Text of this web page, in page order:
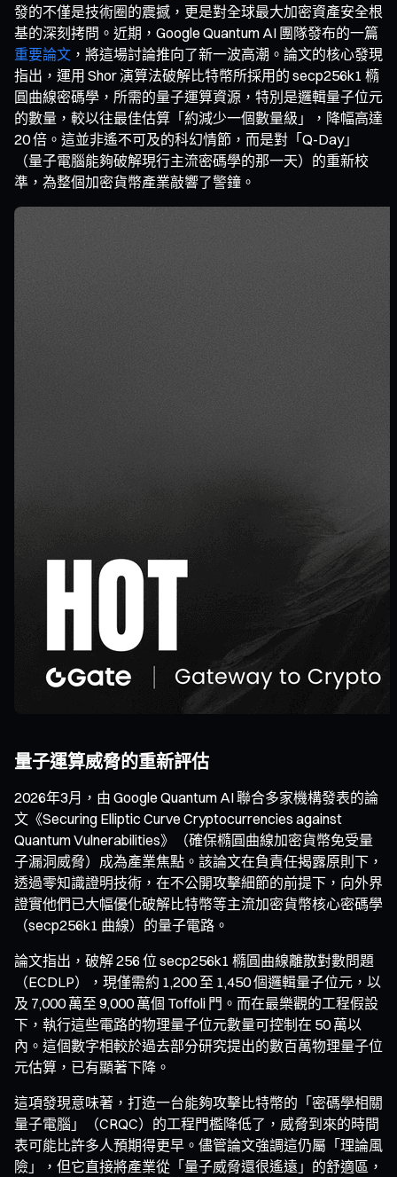
發的不僅是技術圈的震撼，更是對全球最大加密資產安全根
基的深刻拷問。近期，Google Quantum AI 團隊發布的一篇
重要論文 ，將這場討論推向了新一波高潮。論文的核心發現
指出，運用 Shor 演算法破解比特幣所採用的 secp256k1 橢
圓曲線密碼學，所需的量子運算資源，特別是邏輯量子位元
的數量，較以往最佳估算「約減少一個數量級」，降幅高達
20 倍。這並非遙不可及的科幻情節，而是對「Q-Day」
（量子電腦能夠破解現行主流密碼學的那一天）的重新校
準，為整個加密貨幣產業敲響了警鐘。
量子運算威脅的重新評估
2026年3月，由 Google Quantum AI 聯合多家機構發表的論
文《Securing Elliptic Curve Cryptocurrencies against
Quantum Vulnerabilities》（確保橢圓曲線加密貨幣免受量
子漏洞威脅）成為產業焦點。該論文在負責任揭露原則下，
透過零知識證明技術，在不公開攻擊細節的前提下，向外界
證實他們已大幅優化破解比特幣等主流加密貨幣核心密碼學
（secp256k1 曲線）的量子電路。
論文指出，破解 256 位 secp256k1 橢圓曲線離散對數問題
（ECDLP），現僅需約 1,200 至 1,450 個邏輯量子位元，以
及 7,000 萬至 9,000 萬個 Toffoli 門。而在最樂觀的工程假設
下，執行這些電路的物理量子位元數量可控制在 50 萬以
內。這個數字相較於過去部分研究提出的數百萬物理量子位
元估算，已有顯著下降。
這項發現意味著，打造一台能夠攻擊比特幣的「密碼學相關
量子電腦」（CRQC）的工程門檻降低了，威脅到來的時間
表可能比許多人預期得更早。儘管論文強調這仍屬「理論風
險」，但它直接將產業從「量子威脅還很遙遠」的舒適區，